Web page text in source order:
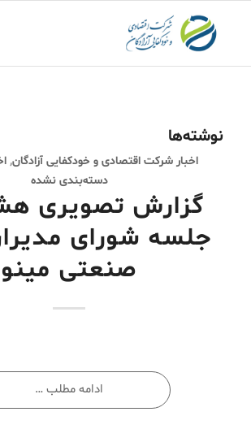
نوشته‌ها
اخبار شرکت اقتصادی و خودکفایی آزادگان,
دسته‌بندی نشده
گزارش تصویری
جلسه شورای
صنعتی مینو
ادامه مطلب …